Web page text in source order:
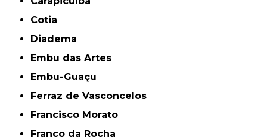
Cotia
Diadema
Embu das Artes
Embu-Guaçu
Ferraz de Vasconcelos
Francisco Morato
Franco da Rocha